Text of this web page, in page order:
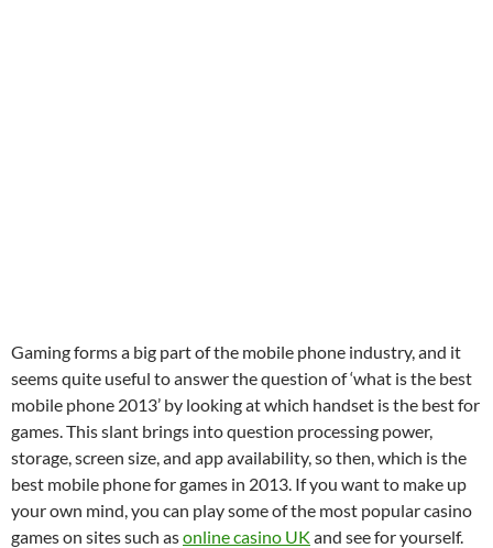
Gaming forms a big part of the mobile phone industry, and it
seems quite useful to answer the question of ‘what is the best
mobile phone 2013’ by looking at which handset is the best for
games. This slant brings into question processing power,
storage, screen size, and app availability, so then, which is the
best mobile phone for games in 2013. If you want to make up
your own mind, you can play some of the most popular casino
games on sites such asonline casino UK and see for yourself.